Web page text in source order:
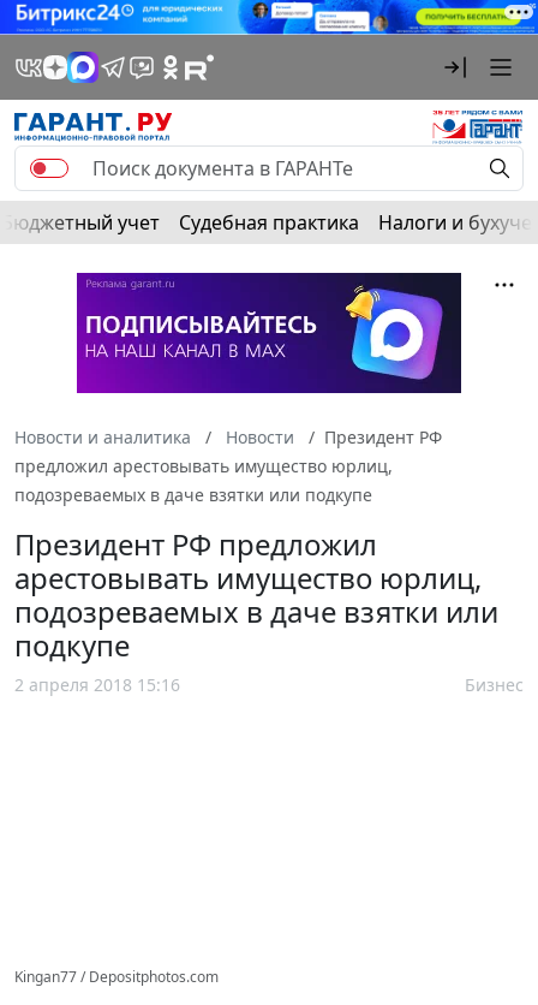
Бюджетный учет Судебная практика Налоги и
Новости и аналитика Новости
Президент РФ
предложил арестовывать имущество юрлиц,
подозреваемых в даче взятки или подкупе
Президент РФ предложил
арестовывать имущество юрлиц,
подозреваемых в даче взятки или
подкупе
2 апреля 2018 15:16 Бизнес
Kingan77 / Depositphotos.com